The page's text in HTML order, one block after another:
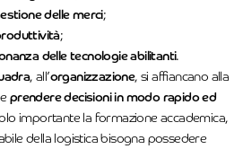
delle merci;
;
delle tecnologie abilitanti.
, all’organizzazione, si affiancano alla
e prendere decisioni in modo rapido ed
importante la formazione accademica,
della logistica bisogna possedere